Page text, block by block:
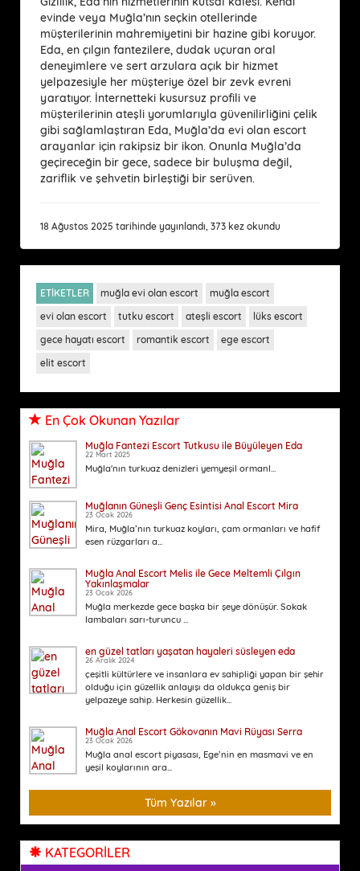
evinde veya Muğla’nın seçkin otellerinde
müşterilerinin mahremiyetini bir hazine gibi koruyor.
Eda, en çılgın fantezilere, dudak uçuran oral
deneyimlere ve sert arzulara açık bir hizmet
yelpazesiyle her müşteriye özel bir zevk evreni
yaratıyor. İnternetteki kusursuz profili ve
müşterilerinin ateşli yorumlarıyla güvenilirliğini çelik
gibi sağlamlaştıran Eda, Muğla’da evi olan escort
arayanlar için rakipsiz bir ikon. Onunla Muğla’da
geçireceğin bir gece, sadece bir buluşma değil,
zariflik ve şehvetin birleştiği bir serüven.
18 Ağustos 2025 tarihinde yayınlandı, 373 kez okundu
ETİKETLER muğla evi olan escort
muğla escort
evi olan escort
tutku escort ateşli escort
lüks escort
gece hayatı escort
romantik escort
ege escort
elit escort
En Çok Okunan Yazılar
Muğla Fantezi Escort Tutkusu ile Büyüleyen Eda
22 Mart 2025
Muğla'nın turkuaz denizleri yemyeşil ormanl...
Muğlanın Güneşli Genç Esintisi Anal Escort Mira
23 Ocak 2026
Mira, Muğla’nın turkuaz koyları, çam ormanları ve hafif
esen rüzgarları a...
Muğla Anal Escort Melis ile Gece Meltemli Çılgın
Yakınlaşmalar
23 Ocak 2026
Muğla merkezde gece başka bir şeye dönüşür. Sokak
lambaları sarı-turuncu ...
en güzel tatları yaşatan hayaleri süsleyen eda
26 Aralık 2024
çeşitli kültürlere ve insanlara ev sahipliği yapan bir şehir
olduğu için güzellik anlayışı da oldukça geniş bir
yelpazeye sahip. Herkesin güzellik...
Muğla Anal Escort Gökovanın Mavi Rüyası Serra
23 Ocak 2026
Muğla anal escort piyasası, Ege’nin en masmavi ve en
yeşil koylarının ara...
Tüm Yazılar »
KATEGORİLER